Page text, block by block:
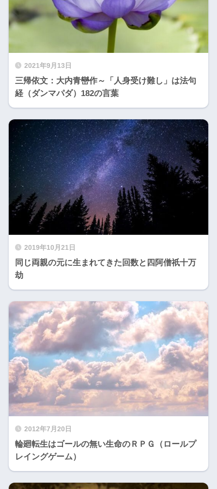
2021年9月13日
三帰依文：大内青巒作～「人身受け難し」は法句
経（ダンマパダ）182の言葉
2019年10月21日
同じ両親の元に生まれてきた回数と四阿僧祇十万
劫
2012年7月20日
輪廻転生はゴールの無い生命のＲＰＧ（ロールプ
レイングゲーム）